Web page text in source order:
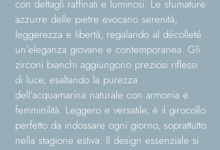
con dettagli raffinati e luminosi. Le sfumature
azzurre delle pietre evocano serenità,
leggerezza e libertà, regalando al décolleté
un’eleganza giovane e contemporanea. Gli
zirconi bianchi aggiungono preziosi riflessi
di luce, esaltando la purezza
dell’acquamarina naturale con armonia e
femminilità. Leggero e versatile, è il girocollo
perfetto da indossare ogni giorno, soprattutto
nella stagione estiva. Il design essenziale si